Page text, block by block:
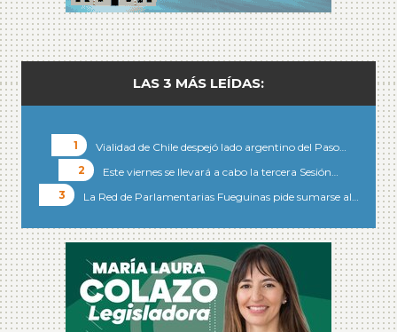
LAS 3 MÁS LEÍDAS:
Vialidad de Chile despejó lado argentino del Paso…
Este viernes se llevará a cabo la tercera Sesión…
La Red de Parlamentarias Fueguinas pide sumarse al…